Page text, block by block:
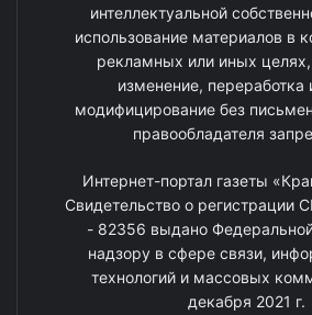
интеллектуальной
использование материалов в
рекламных или иных
изменение, переработка
модифицирование без
правообладателя
Интернет-портал газеты
Свидетельство о
- 82356 выдано
надзору в сфере связи,
технологий и массовых
декабря 2021 г.